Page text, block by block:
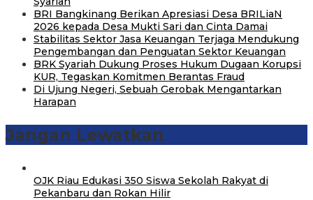
BRI Bangkinang Berikan Apresiasi Desa BRILiaN
2026 kepada Desa Mukti Sari dan Cinta Damai
Stabilitas Sektor Jasa Keuangan Terjaga Mendukung
Pengembangan dan Penguatan Sektor Keuangan
BRK Syariah Dukung Proses Hukum Dugaan Korupsi
KUR, Tegaskan Komitmen Berantas Fraud
Di Ujung Negeri, Sebuah Gerobak Mengantarkan
Harapan
Jangan Lewatkan
OJK Riau Edukasi 350 Siswa Sekolah Rakyat di
Pekanbaru dan Rokan Hilir